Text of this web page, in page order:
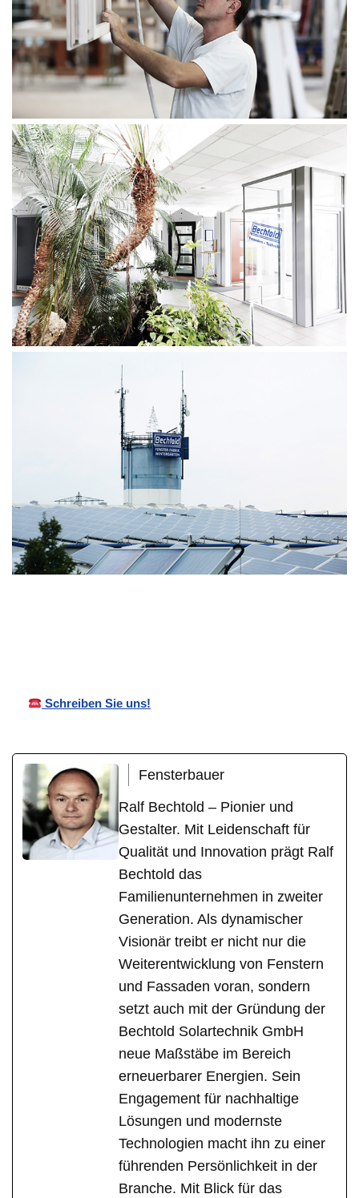
Schreiben Sie uns!
Fensterbauer
Ralf Bechtold – Pionier und
Gestalter. Mit Leidenschaft für
Qualität und Innovation prägt Ralf
Bechtold das
Familienunternehmen in zweiter
Generation. Als dynamischer
Visionär treibt er nicht nur die
Weiterentwicklung von Fenstern
und Fassaden voran, sondern
setzt auch mit der Gründung der
Bechtold Solartechnik GmbH
neue Maßstäbe im Bereich
erneuerbarer Energien. Sein
Engagement für nachhaltige
Lösungen und modernste
Technologien macht ihn zu einer
führenden Persönlichkeit in der
Branche. Mit Blick für das